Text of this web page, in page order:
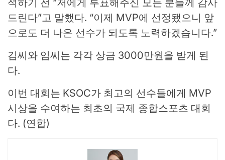
석하기 전 “저에게 투표해주신 모든 분들께 감사
드린다”고 말했다. “이제 MVP에 선정됐으니 앞
으로도 더 나은 선수가 되도록 노력하겠습니다.”
김씨와 임씨는 각각 상금 3000만원을 받게 된
다.
이번 대회는 KSOC가 최고의 선수들에게 MVP
시상을 수여하는 최초의 국제 종합스포츠 대회
다. (연합)